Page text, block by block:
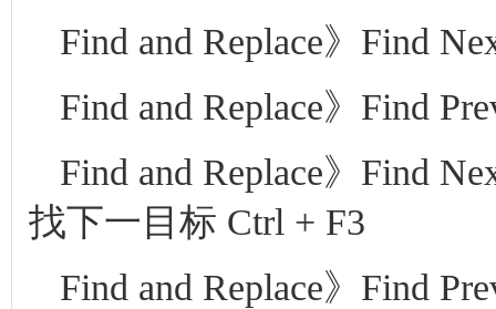
Find and Replace》Find
Find and Replace》Find
Find and Replace》Find
找下一目标 Ctrl + F3
Find and Replace》Find